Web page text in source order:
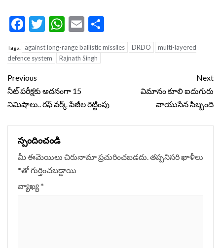
Facebook
Twitter
WhatsApp
Email
Tags: against long-range ballistic missiles DRDO
multi-layered
defence system
Rajnath Singh
Continue
Reading
Previous
నీట్‌ పరీక్షకు అదనంగా 15
నిమిషాలు.. రఫ్‌ వర్క్‌ పేజీల రెట్టింపు
Next
విమానం కూలి ఐదుగురు
వాయుసేన సిబ్బంది
స్పందించండి
మీ ఈమెయిలు చిరునామా ప్రచురించబడదు.తప్పనిసరి ఖాళీలు
*‌తో గుర్తించబడ్డాయి
వ్యాఖ్య*